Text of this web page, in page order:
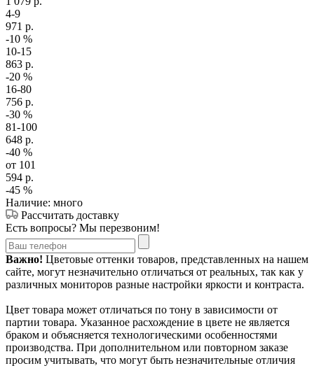
4-9
971 р.
-10 %
10-15
863 р.
-20 %
16-80
756 р.
-30 %
81-100
648 р.
-40 %
от 101
594 р.
-45 %
Наличие: много
Рассчитать доставку
Есть вопросы? Мы перезвоним!
Важно! Цветовые оттенки товаров, представленных на нашем
сайте, могут незначительно отличаться от реальных, так как у
различных мониторов разные настройки яркости и контраста.
Цвет товара может отличаться по тону в зависимости от
партии товара. Указанное расхождение в цвете не является
браком и объясняется технологическими особенностями
производства. При дополнительном или повторном заказе
просим учитывать, что могут быть незначительные отличия